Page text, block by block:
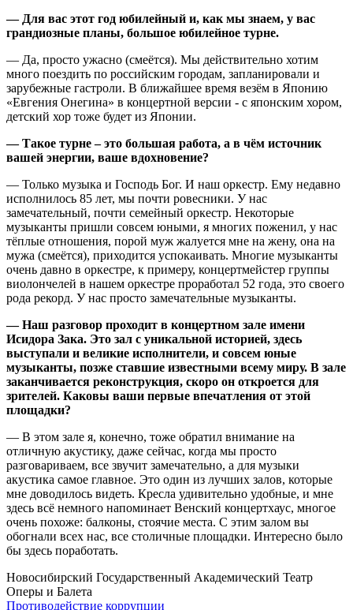
— Для вас этот год юбилейный и, как мы знаем, у вас
грандиозные планы, большое юбилейное турне.
— Да, просто ужасно (смеётся). Мы действительно хотим
много поездить по российским городам, запланировали и
зарубежные гастроли. В ближайшее время везём в Японию
«Евгения Онегина» в концертной версии - с японским хором,
детский хор тоже будет из Японии.
— Такое турне – это большая работа, а в чём источник
вашей энергии, ваше вдохновение?
— Только музыка и Господь Бог. И наш оркестр. Ему недавно
исполнилось 85 лет, мы почти ровесники. У нас
замечательный, почти семейный оркестр. Некоторые
музыканты пришли совсем юными, я многих поженил, у нас
тёплые отношения, порой муж жалуется мне на жену, она на
мужа (смеётся), приходится успокаивать. Многие музыканты
очень давно в оркестре, к примеру, концертмейстер группы
виолончелей в нашем оркестре проработал 52 года, это своего
рода рекорд. У нас просто замечательные музыканты.
— Наш разговор проходит в концертном зале имени
Исидора Зака. Это зал с уникальной историей, здесь
выступали и великие исполнители, и совсем юные
музыканты, позже ставшие известными всему миру. В зале
заканчивается реконструкция, скоро он откроется для
зрителей. Каковы ваши первые впечатления от этой
площадки?
— В этом зале я, конечно, тоже обратил внимание на
отличную акустику, даже сейчас, когда мы просто
разговариваем, все звучит замечательно, а для музыки
акустика самое главное. Это один из лучших залов, которые
мне доводилось видеть. Кресла удивительно удобные, и мне
здесь всё немного напоминает Венский концертхаус, многое
очень похоже: балконы, стоячие места. С этим залом вы
обогнали всех нас, все столичные площадки. Интересно было
бы здесь поработать.
Новосибирский Государственный Академический Театр
Оперы и Балета
Противодействие коррупции